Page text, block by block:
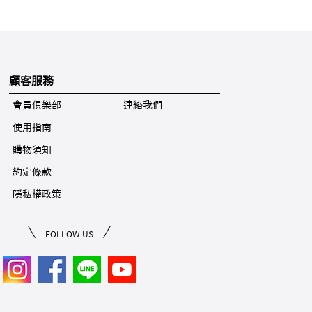
顧客服務
會員俱樂部
使用指南
購物須知
約定條款
隱私權政策
連絡我們
FOLLOW US